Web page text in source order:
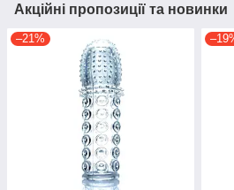
Акційні пропозиції та новинки
–21%